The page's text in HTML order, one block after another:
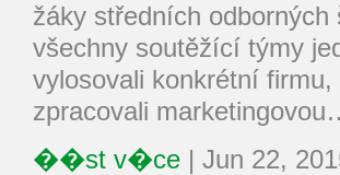
žáky středních
všechny soutěžící týmy
vylosovali konkrétní
zpracovali
��st v�ce | Jun 22,